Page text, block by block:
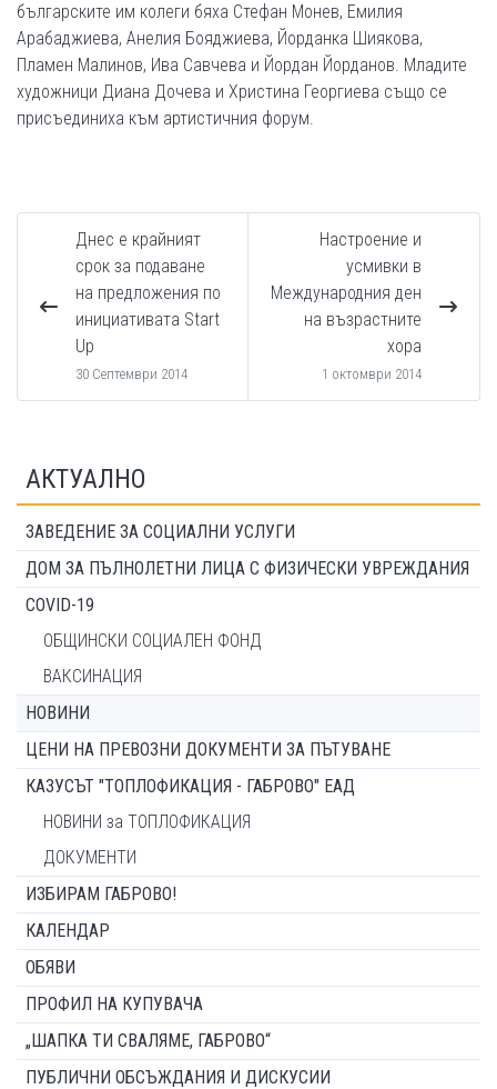
българските им колеги бяха Стефан Монев, Емилия
Арабаджиева, Анелия Бояджиева, Йорданка Шиякова,
Пламен Малинов, Ива Савчева и Йордан Йорданов. Младите
художници Диана Дочева и Христина Георгиева също се
присъединиха към артистичния форум.
Днес е крайният
срок за подаване
на предложения по
инициативата Start
Up
30 Септември 2014
Настроение и
усмивки в
Международния ден
на възрастните
хора
1 октомври 2014
АКТУАЛНО
ЗАВЕДЕНИЕ ЗА СОЦИАЛНИ УСЛУГИ
ДОМ ЗА ПЪЛНОЛЕТНИ ЛИЦА С ФИЗИЧЕСКИ УВРЕЖДАНИЯ
COVID-19
ОБЩИНСКИ СОЦИАЛЕН ФОНД
ВАКСИНАЦИЯ
НОВИНИ
ЦЕНИ НА ПРЕВОЗНИ ДОКУМЕНТИ ЗА ПЪТУВАНЕ
КАЗУСЪТ "ТОПЛОФИКАЦИЯ - ГАБРОВО" ЕАД
НОВИНИ за ТОПЛОФИКАЦИЯ
ДОКУМЕНТИ
ИЗБИРАМ ГАБРОВО!
КАЛЕНДАР
ОБЯВИ
ПРОФИЛ НА КУПУВАЧА
„ШАПКА ТИ СВАЛЯМЕ, ГАБРОВО“
ПУБЛИЧНИ ОБСЪЖДАНИЯ И ДИСКУСИИ